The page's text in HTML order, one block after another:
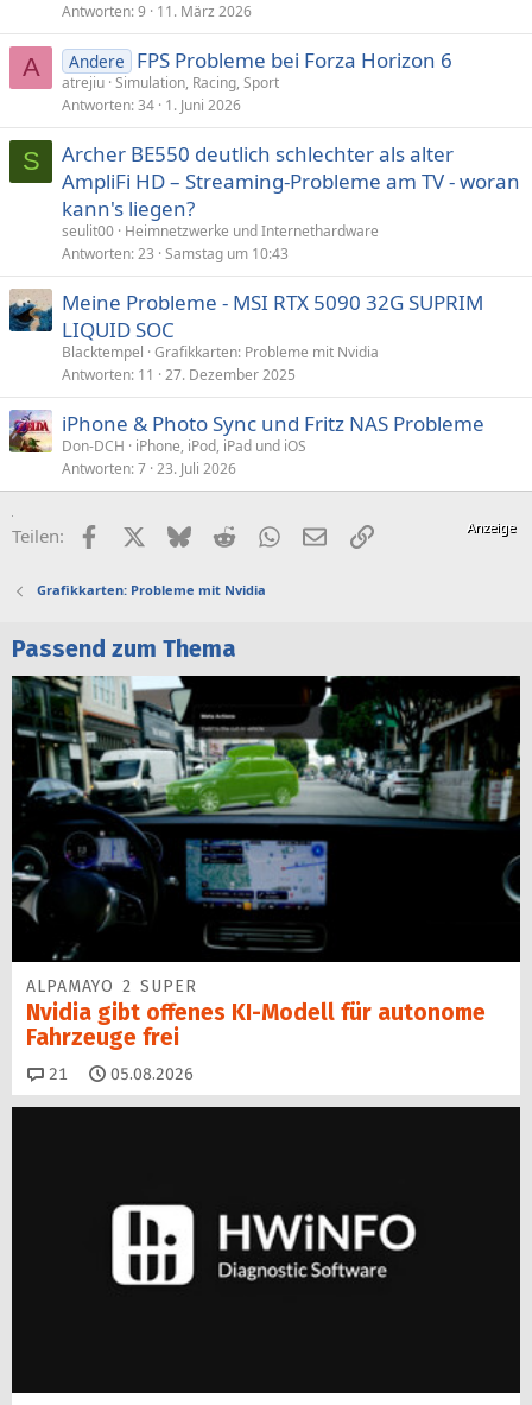
Antworten 9 11. März 2026
A Andere FPS Probleme bei Forza Horizon 6
atrejiu Simulation, Racing, Sport
Antworten 34 1. Juni 2026
S
Archer BE550 deutlich schlechter als alter
AmpliFi HD – Streaming-Probleme am TV - woran
kann's liegen?
seulit00 Heimnetzwerke und Internethardware
Antworten 23 Samstag um 10:43
Meine Probleme - MSI RTX 5090 32G SUPRIM
LIQUID SOC
Blacktempel Grafikkarten: Probleme mit Nvidia
Antworten 11 27. Dezember 2025
iPhone & Photo Sync und Fritz NAS Probleme
Don-DCH
iPhone, iPod, iPad und iOS
Antworten 7 23. Juli 2026
Teilen: FacebookX (Twitter)
BlueskyRedditWhatsApp
E-MailLink
Grafikkarten: Probleme mit Nvidia
Passend zum Thema
ALPAMAYO 2 SUPER
Nvidia gibt offenes KI-Modell für autonome
Fahrzeuge frei
21 Kommentare
05.08.2026